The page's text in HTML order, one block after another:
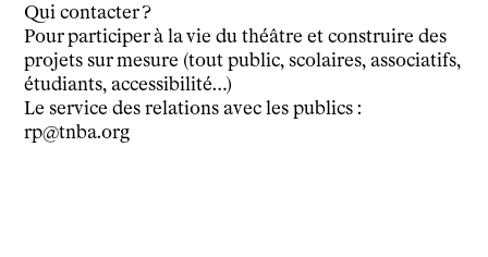
Qui contacter ?
Pour participer à la vie du théâtre et construire des
projets sur mesure (tout public, scolaires, associatifs,
étudiants, accessibilité…)
Le service des relations avec les publics :
rp@tnba.org
Stages de théâtre gratuits
Insertion professionnelle
Soutenir l'école